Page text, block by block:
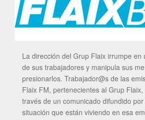
La dirección del Grup Flaix irrumpe en
de sus trabajadores y manipula sus
presionarlos. Trabajador@s de las
Flaix FM, pertenecientes al Grup
través de un comunicado difundido
situación que están viviendo en esa